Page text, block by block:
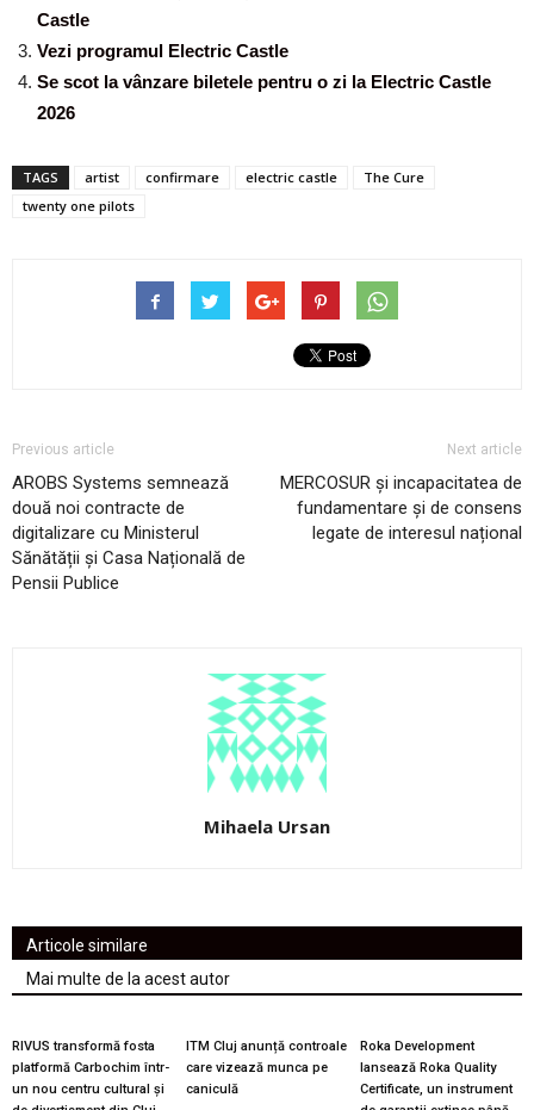
Castle
Vezi programul Electric Castle
Se scot la vânzare biletele pentru o zi la Electric Castle
2026
TAGS artist confirmare electric castle
The Cure
twenty one pilots
Previous article
AROBS Systems semnează
două noi contracte de
digitalizare cu Ministerul
Sănătății și Casa Națională de
Pensii Publice
Next article
MERCOSUR și incapacitatea de
fundamentare și de consens
legate de interesul național
Mihaela Ursan
Articole similare
Mai multe de la acest autor
RIVUS transformă fosta
platformă Carbochim într-
un nou centru cultural și
ITM Cluj anunță controale
care vizează munca pe
caniculă
Roka Development
lansează Roka Quality
Certificate, un instrument